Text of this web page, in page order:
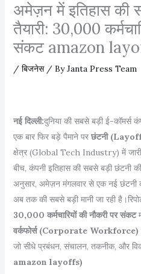
अमेज़न में इतिहास की
तैयारी: 30,000
संकट amazon
/ बिजनेस/ ByJanta Press Team
नई दिल्ली:दुनिया की सबसे बड़ी ई-कॉमर्स
एक बार फिर बड़े पैमाने पर छंटनी
क्षेत्र (Global Tech Industry) में जारी
बीच, कंपनी इतिहास की सबसे बड़ी छंटनी
अनुसार, अमेज़न मंगलवार से एक नई छंटनी
अब तक की सबसे बड़ी मानी जा रही
30,000 कर्मचारियों की नौकरी पर संकट
वर्कफोर्स (Corporate Workforce)
जो सीधे प्रबंधन, संचालन, तकनीक, और
amazon layoffs)